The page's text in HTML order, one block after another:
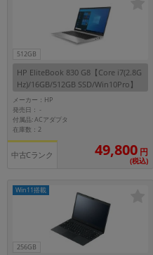
512GB
HP EliteBook 830 G8【Core i7(2.8G
Hz)/16GB/512GB SSD/Win10Pro】
メーカー：HP
発売日：-
付属品: ACアダプタ
在庫数：2
中古Cランク 49,800 円
(税込)
256GB
Win11搭載
「iPhone」「Xperia」「Galaxy」など
製造、販売メーカーの絞り込み
「Apple」「SONY」「SHARP」など
機能・特徴
商品の搭載機能による絞り込み
「5G対応」「防水」「ワンセグ」など
ドライブ
ドライブの絞り込み
商品状態の絞り込み
「新品」「未使用」「中古」など
CPUの絞り込み